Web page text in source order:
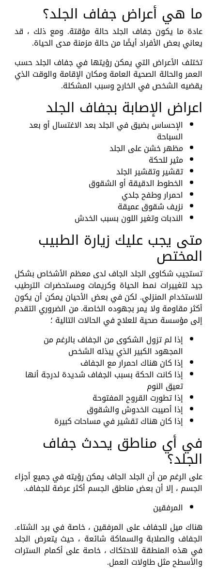
ما هي أعراض جفاف الجلد؟
عادة ما يكون جفاف الجلد حالة مؤقتة. ومع ذلك ، قد
يعاني بعض الأفراد أيضًا من حالة مزمنة مدى الحياة.
تختلف الأعراض التي يمكن رؤيتها في جفاف الجلد حسب
العمر والحالة الصحية العامة ومكان الإقامة والوقت الذي
يقضيه الشخص في الخارج وسبب المشكلة.
اعراض الإصابة بجفاف الجلد
الإحساس بضيق في الجلد بعد الاغتسال أو بعد
السباحة
مظهر خشن على الجلد
مثير للحكة
تقشير وتقشير الجلد
الخطوط الدقيقة أو الشقوق
احمرار وطفح جلدي
نزيف شقوق عميقة
الندبات وتغير اللون بسبب الخدش
متى يجب عليك زيارة الطبيب
المختص
تستجيب شكاوى الجلد الجاف لدى معظم الأشخاص بشكل
جيد لتغييرات نمط الحياة وكريمات ومستحضرات الترطيب
للاستخدام المنزلي. لكن في بعض الأحيان يمكن أن يكون
أكثر مقاومة ولا يمر بجهوده الخاصة. من الضروري التقدم
إلى مؤسسة صحية للعلاج في الحالات التالية ؛
إذا لم تزول الشكوى من الجفاف بالرغم من
المجهود الكبير الذي يبذله الشخص
إذا كان هناك احمرار مع الجفاف
إذا كانت الحكة بسبب الجفاف شديدة لدرجة أنها
تعيق النوم
إذا تطورت القروح المفتوحة
إذا أصيبت الخدوش والشقوق
إذا كان هناك تقشير في مساحات كبيرة
في أي مناطق يحدث جفاف
الجلد؟
على الرغم من أن الجلد الجاف يمكن رؤيته في جميع أجزاء
الجسم ، إلا أن بعض مناطق الجسم أكثر عرضة للجفاف.
المرفقين
هناك ميل للجفاف على المرفقين ، خاصة في برد الشتاء.
الجفاف والصلابة والسماكة شائعة ، حيث يتعرض الجلد
في هذه المنطقة للاحتكاك ، خاصة على أكمام السترات
والأسطح مثل طاولات العمل.